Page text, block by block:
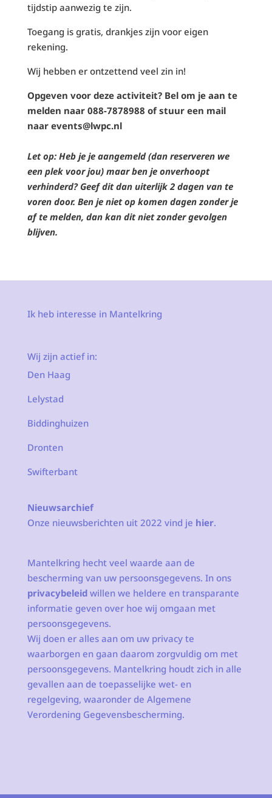
tijdstip aanwezig te zijn.
Toegang is gratis, drankjes zijn voor eigen
rekening.
Wij hebben er ontzettend veel zin in!
Opgeven voor deze activiteit? Bel om je aan te
melden naar 088-7878988 of stuur een mail
naar events@lwpc.nl
Let op: Heb je je aangemeld (dan reserveren we
een plek voor jou) maar ben je onverhoopt
verhinderd? Geef dit dan uiterlijk 2 dagen van te
voren door. Ben je niet op komen dagen zonder je
af te melden, dan kan dit niet zonder gevolgen
blijven.
Ik heb interesse in Mantelkring
Wij zijn actief in:
Den Haag
Lelystad
Biddinghuizen
Dronten
Swifterbant
Nieuwsarchief
Onze nieuwsberichten uit 2022 vind je hier.
Mantelkring hecht veel waarde aan de
bescherming van uw persoonsgegevens. In ons
privacybeleidwillen we heldere en transparante
informatie geven over hoe wij omgaan met
persoonsgegevens.
Wij doen er alles aan om uw privacy te
waarborgen en gaan daarom zorgvuldig om met
persoonsgegevens. Mantelkring houdt zich in alle
gevallen aan de toepasselijke wet- en
regelgeving, waaronder de Algemene
Verordening Gegevensbescherming.